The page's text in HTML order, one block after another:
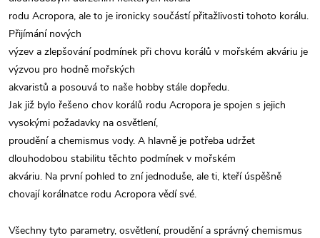
rodu Acropora, ale to je ironicky součástí přitažlivosti tohoto korálu.
Přijímání nových
výzev a zlepšování podmínek při chovu korálů v mořském akváriu je
výzvou pro hodně mořských
akvaristů a posouvá to naše hobby stále dopředu.
Jak již bylo řešeno chov korálů rodu Acropora je spojen s jejich
vysokými požadavky na osvětlení,
proudění a chemismus vody. A hlavně je potřeba udržet
dlouhodobou stabilitu těchto podmínek v mořském
akváriu. Na první pohled to zní jednoduše, ale ti, kteří úspěšně
chovají korálnatce rodu Acropora vědí své.
Všechny tyto parametry, osvětlení, proudění a správný chemismus